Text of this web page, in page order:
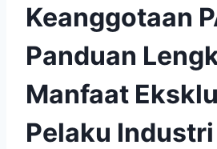
Keanggotaan
Panduan
Manfaat
Pelaku